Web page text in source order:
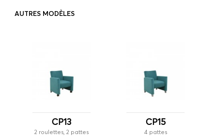
AUTRES MODÈLES
CP13
2 roulettes, 2 pattes
CP15
4 pattes